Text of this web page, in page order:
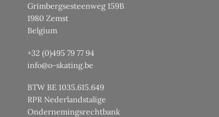
op
de
productpagina
Grimbergsesteenweg 159B
1980 Zemst
Belgium
+32 (0)495 79 77 94
info@o-skating.be
BTW BE 1035.615.649
RPR Nederlandstalige
Ondernemingsrechtbank